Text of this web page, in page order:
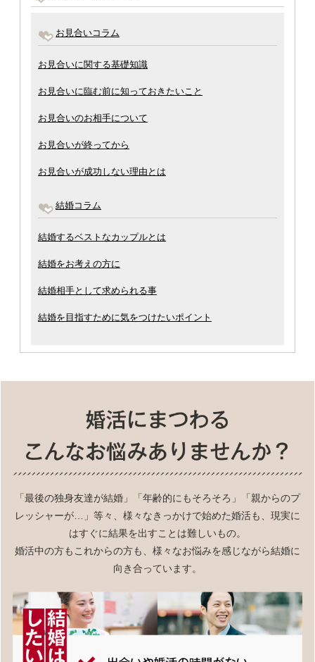
お見合いコラム
お見合いに関する基礎知識
お見合いに臨む前に知っておきたいこと
お見合いのお相手について
お見合いが終ってから
お見合いが成功しない理由とは
結婚コラム
結婚するベストなカップルとは
結婚をお考えの方に
結婚相手として求められる事
結婚を目指すために気をつけたいポイント
「最後の独身友達が結婚」「年齢的にもそろそろ」「親からのプ
レッシャーが…」等々、様々なきっかけで始めた婚活も、現実に
はすぐに結果を出すことは難しいもの。
婚活中の方もこれからの方も、様々なお悩みを感じながら結婚に
向き合っています。